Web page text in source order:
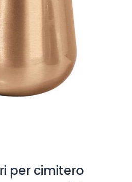
per cimitero